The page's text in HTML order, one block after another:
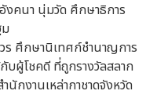
คนา นุ่มวัด ศึกษาธิการ
ร ศึกษานิเทศก์ชำนาญการ
ผู้โชคดี ที่ถูกรางวัลสลาก
นักงานเหล่ากาชาดจังหวัด